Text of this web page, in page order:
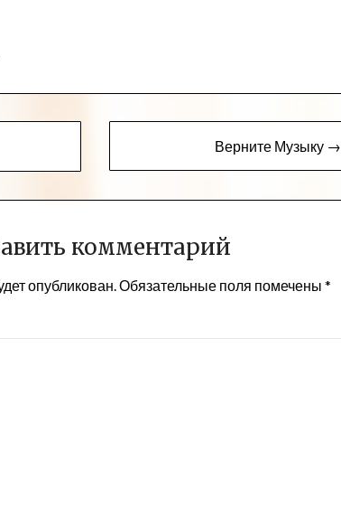
Верните Музыку →
комментарий
опубликован. Обязательные поля помечены *